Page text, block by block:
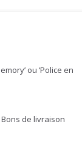
ou ‘Police en
de livraison